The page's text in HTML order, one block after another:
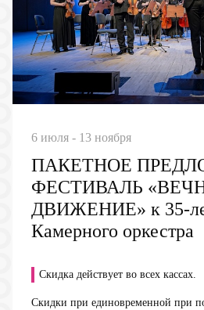
6 июля - 13 ноября
ПАКЕТНОЕ
ФЕСТИВАЛЬ
ДВИЖЕНИЕ» к 35-
Камерного оркестра
Скидка действует во всех кассах.
Скидки при единовременной при